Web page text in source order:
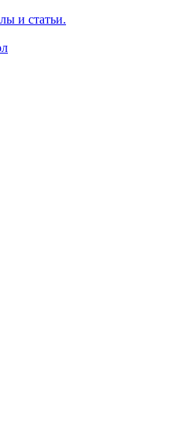
и статьи.